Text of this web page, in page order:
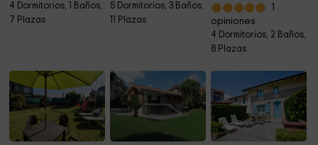
4 Dormitorios, 1 Baños,
7 Plazas
5 Dormitorios, 3 Baños,
11 Plazas
opiniones
4 Dormitorios, 2 Baños,
8 Plazas